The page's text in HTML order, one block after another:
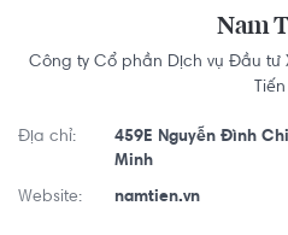
Nam
Công ty Cổ phần Dịch vụ Đầu tư
Tiến
Địa chỉ:
459E Nguyễn Đình
Minh
Website: namtien.vn